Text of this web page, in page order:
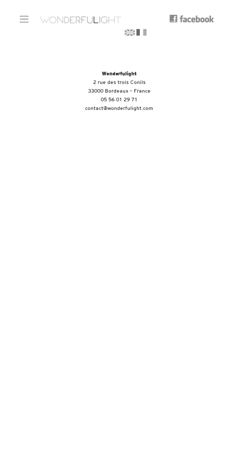
Wonderfulight
2 rue des trois Conils
33000 Bordeaux – France
05 56 01 29 71
contact@wonderfulight.com